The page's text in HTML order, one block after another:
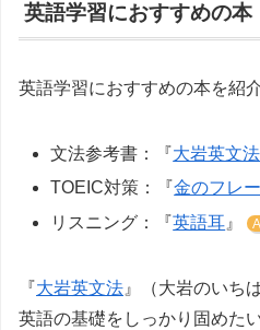
英語学習におすすめの本
英語学習におすすめの本を紹
文法参考書：『大岩英文法
TOEIC対策：『金のフレ
リスニング：『英語耳 』
『大岩英文法 』（大岩のいち
英語の基礎をしっかり固めた